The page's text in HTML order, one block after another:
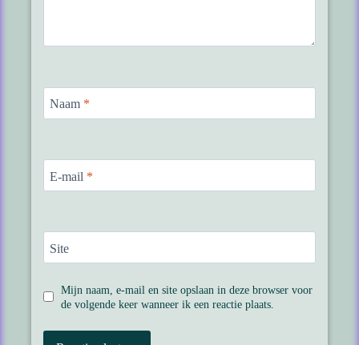
Naam *
E-mail *
Site
Mijn naam, e-mail en site opslaan in deze browser voor
de volgende keer wanneer ik een reactie plaats.